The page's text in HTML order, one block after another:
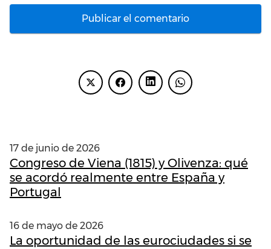
17 de junio de 2026
Congreso de Viena (1815) y Olivenza: qué
se acordó realmente entre España y
Portugal
16 de mayo de 2026
La oportunidad de las eurociudades si se